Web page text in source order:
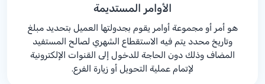
الأوامر المستديمة
هو أمر أو مجموعة أوامر يقوم بجدولتها العميل بتحديد مبلغ
وتاريخ محدد يتم فيه الاستقطاع الشهري لصالح المستفيد
المضاف وذلك دون الحاجة للدخول إلى القنوات الإلكترونية
لإتمام عملية التحويل أو زيارة الفرع.